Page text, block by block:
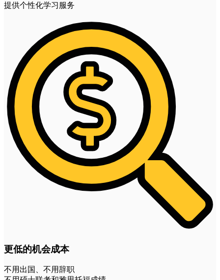
提供个性化学习服务
更低的机会成本
不用出国、不用辞职